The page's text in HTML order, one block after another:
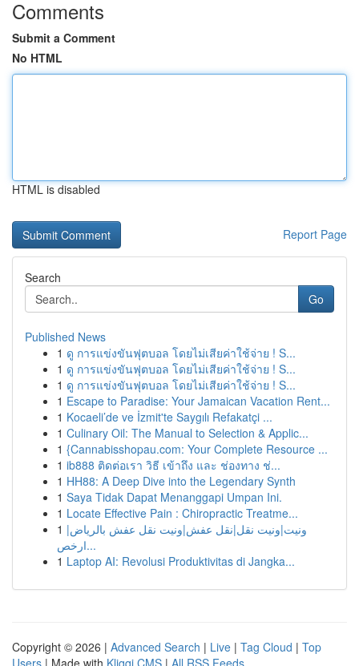
Comments
Submit a Comment
No HTML
HTML is disabled
Report Page
Search
Go
Published News
1 ดู การแข่งขันฟุตบอล โดยไม่เสียค่าใช้จ่าย ! S...
1 ดู การแข่งขันฟุตบอล โดยไม่เสียค่าใช้จ่าย ! S...
1 ดู การแข่งขันฟุตบอล โดยไม่เสียค่าใช้จ่าย ! S...
1 Escape to Paradise: Your Jamaican Vacation Rent...
1 Kocaeli’de ve İzmit'te Saygılı Refakatçi ...
1 Culinary Oil: The Manual to Selection & Applic...
1 {Cannabisshopau.com: Your Complete Resource ...
1 ib888 ติดต่อเรา วิธี เข้าถึง และ ช่องทาง ช่...
1 HH88: A Deep Dive into the Legendary Synth
1 Saya Tidak Dapat Menanggapi Umpan Ini.
1 Locate Effective Pain : Chiropractic Treatme...
1 ونيت|ونيت نقل|نقل عفش|ونيت نقل عفش بالرياض|
ارخص...
1 Laptop AI: Revolusi Produktivitas di Jangka...
Copyright © 2026 | Advanced Search | Live | Tag Cloud | Top
Users | Made with Kliqqi CMS | All RSS Feeds